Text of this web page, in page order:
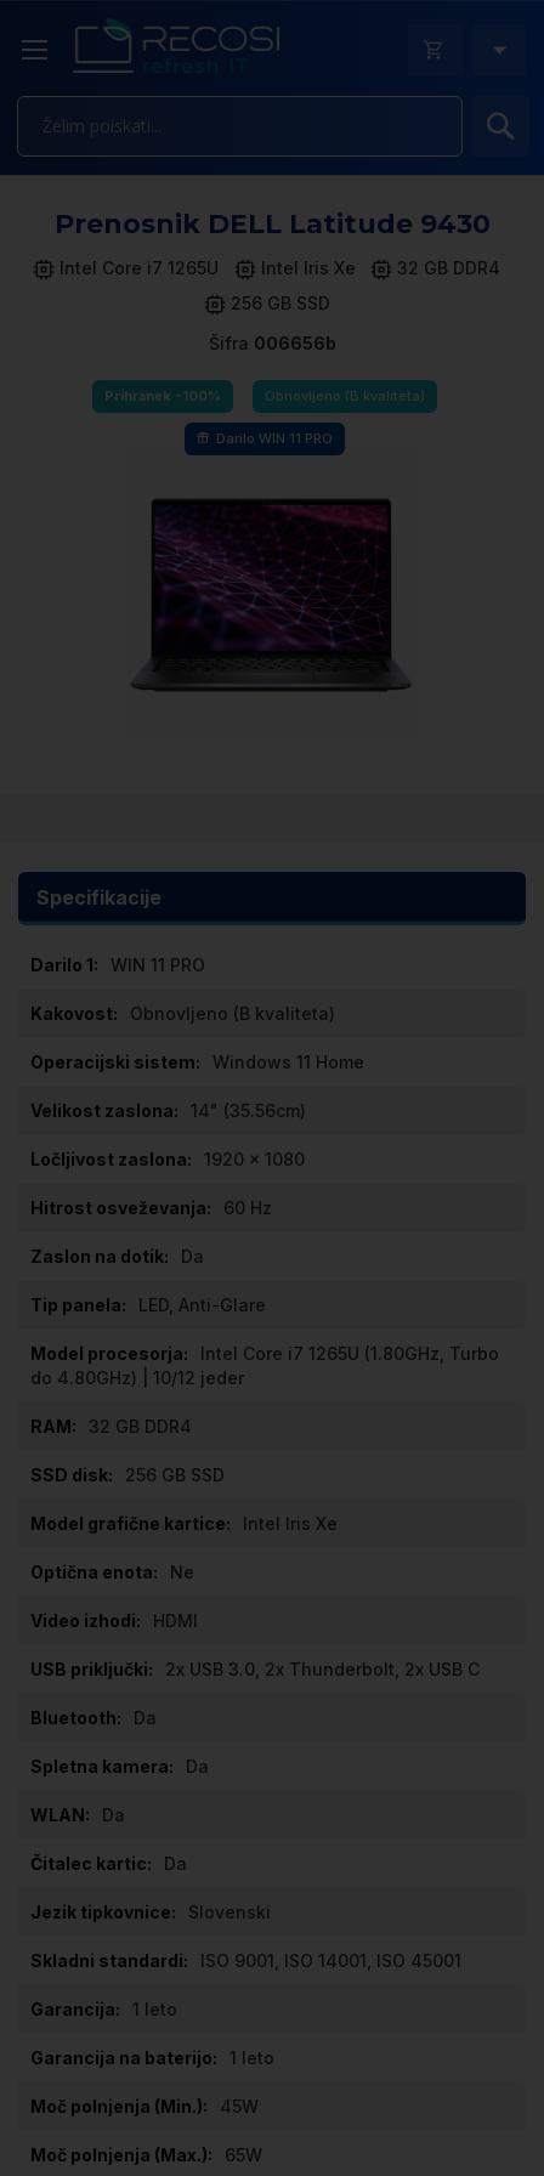
Prenosnik DELL Latitude 9430
Intel Core i7 1265U Intel Iris Xe
32 GB DDR4
256 GB SSD
Šifra 006656b
Prihranek -100% Obnovljeno (B kvaliteta)
Darilo WIN 11 PRO
galerije
slikSpecifikacije
WIN 11 PRO
Obnovljeno (B kvaliteta)
Windows 11 Home
14" (35.56cm)
1920 x 1080
60 Hz
Da
LED, Anti-Glare
Intel Core i7 1265U (1.80GHz, Turbo
do 4.80GHz) | 10/12 jeder
32 GB DDR4
256 GB SSD
Intel Iris Xe
Ne
HDMI
2x USB 3.0, 2x Thunderbolt, 2x USB C
Da
Da
Da
Da
Slovenski
ISO 9001, ISO 14001, ISO 45001
1 leto
1 leto
45W
65W